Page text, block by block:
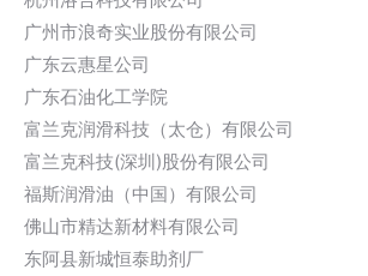
广州市浪奇实业股份有限公司
广东云惠星公司
广东石油化工学院
富兰克润滑科技（太仓）有限公司
富兰克科技(深圳)股份有限公司
福斯润滑油（中国）有限公司
佛山市精达新材料有限公司
东阿县新城恒泰助剂厂